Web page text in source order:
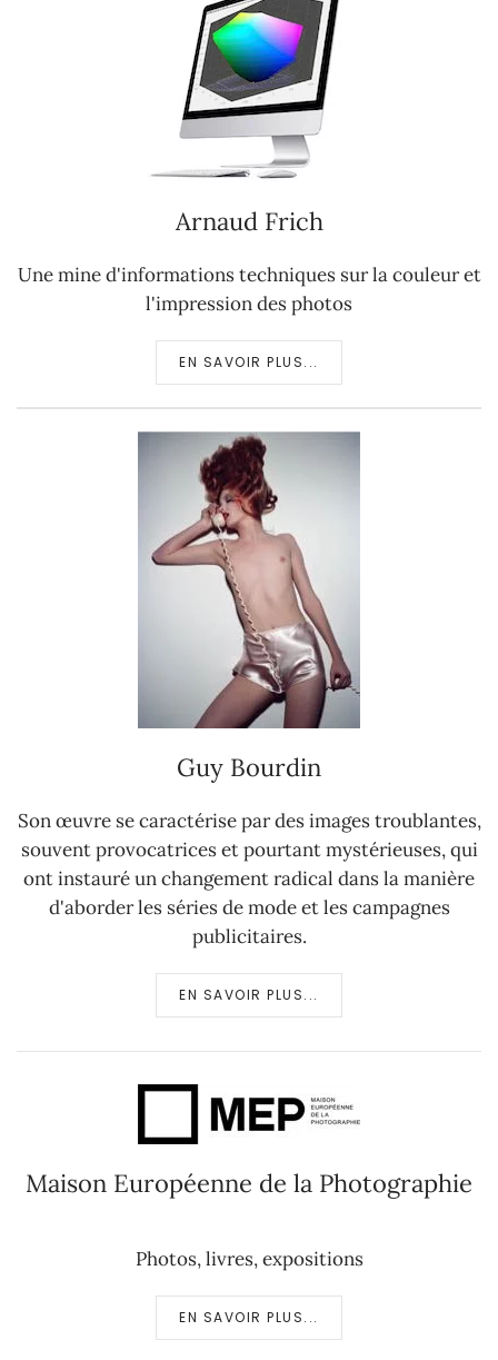
Arnaud Frich
Une mine d'informations techniques sur la couleur et
l'impression des photos
EN SAVOIR PLUS...
Guy Bourdin
Son œuvre se caractérise par des images troublantes,
souvent provocatrices et pourtant mystérieuses, qui
ont instauré un changement radical dans la manière
d'aborder les séries de mode et les campagnes
publicitaires.
EN SAVOIR PLUS...
Maison Européenne de la Photographie
Photos, livres, expositions
EN SAVOIR PLUS...